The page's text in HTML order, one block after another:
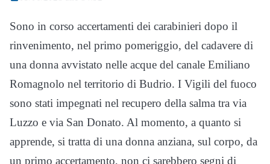
Sono in corso accertamenti dei carabinieri dopo il
rinvenimento, nel primo pomeriggio, del cadavere di
una donna avvistato nelle acque del canale Emiliano
Romagnolo nel territorio di Budrio. I Vigili del fuoco
sono stati impegnati nel recupero della salma tra via
Luzzo e via San Donato. Al momento, a quanto si
apprende, si tratta di una donna anziana, sul corpo, da
un primo accertamento, non ci sarebbero segni di